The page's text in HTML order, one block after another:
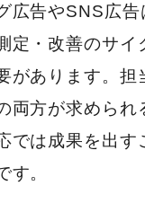
広告やSNS広告
定・改善のサイ
があります。担
両方が求められ
では成果を出す
す。